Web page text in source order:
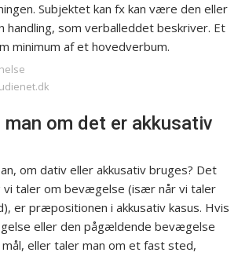
Subjektet kan fx kan være den eller
handling, som verballeddet beskriver. Et
minimum af et hovedverbum.
man om det er akkusativ
om dativ eller akkusativ bruges? Det
vi taler om bevægelse (især når vi taler
er præpositionen i akkusativ kasus. Hvis
eller den pågældende bevægelse
eller taler man om et fast sted,